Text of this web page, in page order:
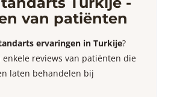
van patiënten
ervaringen in Turkije?
enkele reviews van patiënten die
laten behandelen bij